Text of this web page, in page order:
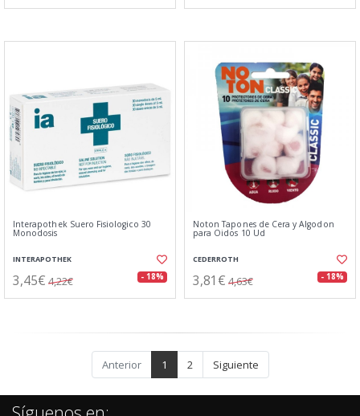
Interapothek Suero Fisiologico 30
Monodosis
INTERAPOTHEK
3,45€ 4,22€ - 18%
Noton Tapones de Cera y Algodon
para Oidos 10 Ud
CEDERROTH
3,81€ 4,63€ - 18%
Anterior 1 2 Siguiente